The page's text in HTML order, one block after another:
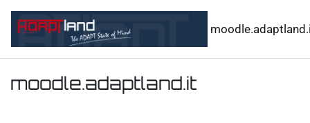
moodle.adaptland.it